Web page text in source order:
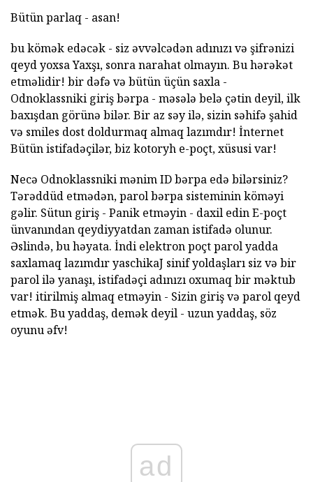
Bütün parlaq - asan!
bu kömək edəcək - siz əvvəlcədən adınızı və şifrənizi
qeyd yoxsa Yaxşı, sonra narahat olmayın. Bu hərəkət
etməlidir! bir dəfə və bütün üçün saxla -
Odnoklassniki giriş bərpa - məsələ belə çətin deyil, ilk
baxışdan görünə bilər. Bir az səy ilə, sizin səhifə şahid
və smiles dost doldurmaq almaq lazımdır! İnternet
Bütün istifadəçilər, biz kotoryh e-poçt, xüsusi var!
Necə Odnoklassniki mənim ID bərpa edə bilərsiniz?
Tərəddüd etmədən, parol bərpa sisteminin köməyi
gəlir. Sütun giriş - Panik etməyin - daxil edin E-poçt
ünvanından qeydiyyatdan zaman istifadə olunur.
Əslində, bu həyata. İndi elektron poçt parol yadda
saxlamaq lazımdır yaschikaJ sinif yoldaşları siz və bir
parol ilə yanaşı, istifadəçi adınızı oxumaq bir məktub
var! itirilmiş almaq etməyin - Sizin giriş və parol qeyd
etmək. Bu yaddaş, demək deyil - uzun yaddaş, söz
oyunu əfv!
ad